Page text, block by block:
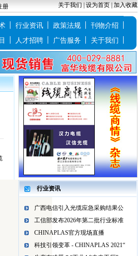
册 关于我们 设为首页 加入收藏
行业资讯 政策法规
刊物介绍
人才招聘 广告服务 关于我们
行业资讯
广西电信引入光缆应急采购结果公
工信部发布2026年第二批行业标准
CHINAPLAS官方现场直播
科技引领变革 - CHINAPLAS 2021“